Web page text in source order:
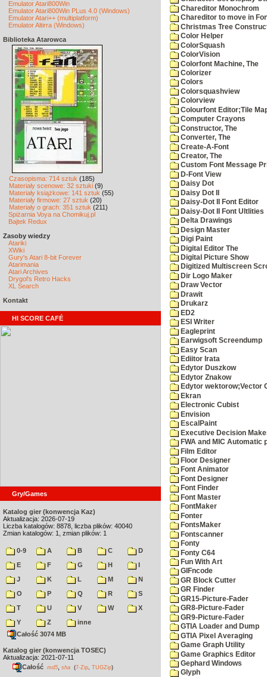
Emulator Atari800Win
Emulator Atari800Win PLus 4.0 (Windows)
Emulator Atari++ (multiplatform)
Emulator Altirra (Windows)
Biblioteka Atarowca
Czasopisma: 714 sztuk (185)
Materiały scenowe: 32 sztuki (9)
Materiały książkowe: 141 sztuk (55)
Materiały firmowe: 27 sztuk (20)
Materiały o grach: 351 sztuk (211)
Spiżarnia Voya na Chomikuj.pl
Bajtek Redux
Zasoby wiedzy
Atariki
XWiki
Gury's Atari 8-bit Forever
Atarimania
Atari Archives
Drygol's Retro Hacks
XL Search
Kontakt
HI SCORE CAFÉ
Gry/Games
Katalog gier (konwencja Kaz)
Aktualizacja: 2026-07-19
Liczba katalogów: 8878, liczba plików: 40040
Zmian katalogów: 1, zmian plików: 1
0-9 A B C
D
E
F G H
I
J
K L M
N
O
P Q R
S
T
U V W
X
Y
Z
inne
Całość 3074 MB
Katalog gier (konwencja TOSEC)
Aktualizacja: 2021-07-11
Całość md5 sha (7-Zip TUGZip)
Chareditor Monochrom
Chareditor to move in
Christmas Tree
Color Helper
ColorSquash
ColorVision
Colorfont Machine, The
Colorizer
Colors
Colorsquashview
Colorview
Colourfont Editor;Tile
Computer Crayons
Constructor, The
Converter, The
Create-A-Font
Creator, The
Custom Font Message
D-Font View
Daisy Dot
Daisy Dot II
Daisy-Dot II Font Editor
Daisy-Dot II Font Ultlities
Delta Drawings
Design Master
Digi Paint
Digital Editor The
Digital Picture Show
Digitized Multiscreen
Dir Logo Maker
Draw Vector
Drawit
Drukarz
ED2
ESI Writer
Eagleprint
Earwigsoft Screendump
Easy Scan
Ediitor Irata
Edytor Duszkow
Edytor Znakow
Edytor wektorow;Vector
Ekran
Electronic Cubist
Envision
EscalPaint
Executive Decision
FWA and MIC
Film Editor
Floor Designer
Font Animator
Font Designer
Font Finder
Font Master
FontMaker
Fonter
FontsMaker
Fontscanner
Fonty
Fonty C64
Fun With Art
GIFncode
GR Block Cutter
GR Finder
GR15-Picture-Fader
GR8-Picture-Fader
GR9-Picture-Fader
GTIA Loader and Dump
GTIA Pixel Averaging
Game Graph Utility
Game Graphics Editor
Gephard Windows
Glyph